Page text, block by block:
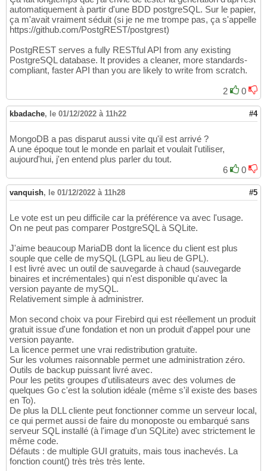
automatiquement à partir d'une BDD postgreSQL. Sur le papier,
ça m'avait vraiment séduit (si je ne me trompe pas, ça s'appelle
https://github.com/PostgREST/postgrest)
PostgREST serves a fully RESTful API from any existing
PostgreSQL database. It provides a cleaner, more standards-
compliant, faster API than you are likely to write from scratch.
2 0
kbadache, le 01/12/2022 à 11h22 #4
MongoDB a pas disparut aussi vite qu'il est arrivé ?
A une époque tout le monde en parlait et voulait l'utiliser,
aujourd'hui, j'en entend plus parler du tout.
6
0
vanquish, le 01/12/2022 à 11h28 #5
Le vote est un peu difficile car la préférence va avec l'usage.
On ne peut pas comparer PostgreSQL à SQLite.
J'aime beaucoup MariaDB dont la licence du client est plus
souple que celle de mySQL (LGPL au lieu de GPL).
I est livré avec un outil de sauvegarde à chaud (sauvegarde
binaires et incrémentales) qui n'est disponible qu'avec la
version payante de mySQL.
Relativement simple à administrer.
Mon second choix va pour Firebird qui est réellement un produit
gratuit issue d'une fondation et non un produit d'appel pour une
version payante.
La licence permet une vrai redistribution gratuite.
Sur les volumes raisonnable permet une administration zéro.
Outils de backup puissant livré avec.
Pour les petits groupes d'utilisateurs avec des volumes de
quelques Go c'est la solution idéale (même s'il existe des bases
en To).
De plus la DLL cliente peut fonctionner comme un serveur local,
ce qui permet aussi de faire du monoposte ou embarqué sans
serveur SQL installé (à l'image d'un SQLite) avec strictement le
même code.
Défauts : de multiple GUI gratuits, mais tous inachevés. La
fonction count() très très très lente.